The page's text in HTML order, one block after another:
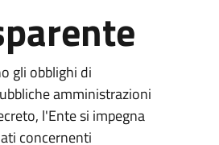
gli obblighi di
amministrazioni
l'Ente si impegna
concernenti